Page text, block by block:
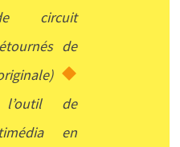
circuit
de
de
en